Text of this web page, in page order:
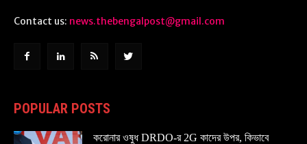
Contact us: news.thebengalpost@gmail.com
POPULAR POSTS
করোনার ওষুধ DRDO-র 2G কাদের উপর, কিভাবে